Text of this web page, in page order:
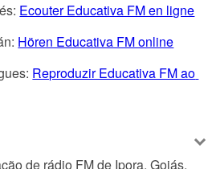
Ecouter Educativa FM en ligne
Hören Educativa FM online
Reproduzir Educativa FM ao
de rádio FM de Ipora, Goiás,